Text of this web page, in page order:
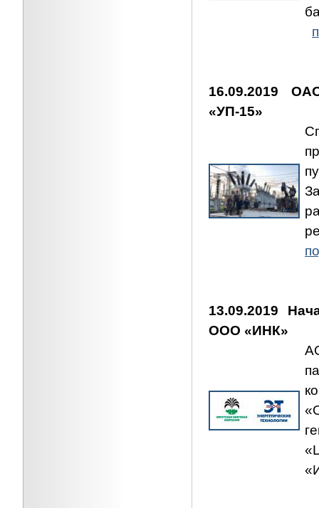
16.09.2019
«УП-15»
13.09.2019
ООО «ИНК»